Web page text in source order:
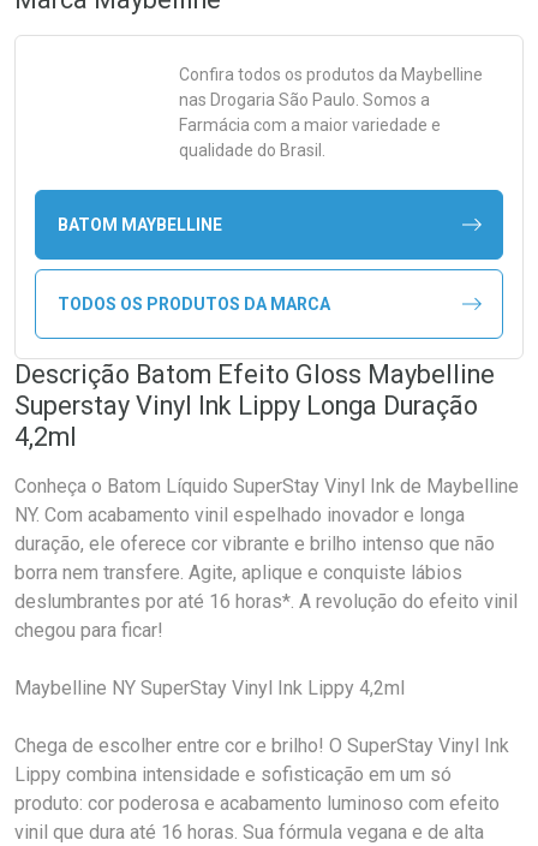
Confira todos os produtos da Maybelline
nas Drogaria São Paulo. Somos a
Farmácia com a maior variedade e
qualidade do Brasil.
BATOM MAYBELLINE
TODOS OS PRODUTOS DA MARCA
Descrição Batom Efeito Gloss Maybelline
Superstay Vinyl Ink Lippy Longa Duração
4,2ml
Conheça o Batom Líquido SuperStay Vinyl Ink de Maybelline
NY. Com acabamento vinil espelhado inovador e longa
duração, ele oferece cor vibrante e brilho intenso que não
borra nem transfere. Agite, aplique e conquiste lábios
deslumbrantes por até 16 horas*. A revolução do efeito vinil
chegou para ficar!
Maybelline NY SuperStay Vinyl Ink Lippy 4,2ml
Chega de escolher entre cor e brilho! O SuperStay Vinyl Ink
Lippy combina intensidade e sofisticação em um só
produto: cor poderosa e acabamento luminoso com efeito
vinil que dura até 16 horas. Sua fórmula vegana e de alta